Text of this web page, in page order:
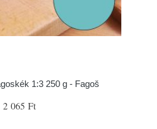
1:3 250 g - Fagoš
2 065 Ft